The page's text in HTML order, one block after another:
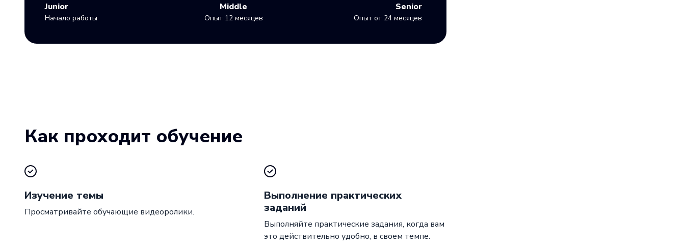
Junior
Начало работы
Middle
Опыт 12 месяцев
Senior
Опыт от 24 месяцев
Как проходит обучение
Изучение темы
Просматривайте обучающие видеоролики.
Выполнение практических
заданий
Выполняйте практические задания, когда вам
это действительно удобно, в своем темпе.